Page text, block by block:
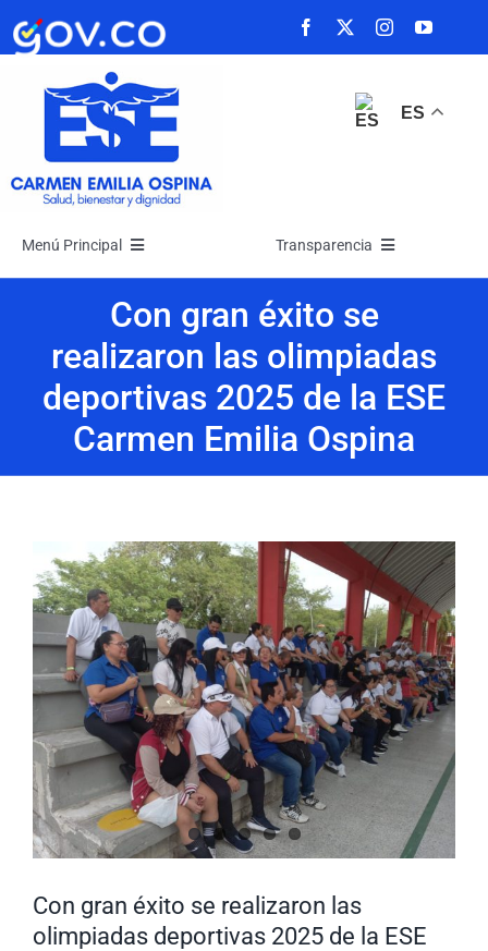
Saltar
ES
Menú Principal
La Empresa
Noticias
Rendición de Cuentas
Buscar:
Transparencia
Transparencia
Atención y Servicios a la Ciudadanía
Participa
Ayudas para Navegar
Con gran éxito se
realizaron las olimpiadas
deportivas 2025 de la ESE
Carmen Emilia Ospina
Ver
imagen
más
grande
Con gran éxito se realizaron las
olimpiadas deportivas 2025 de la ESE